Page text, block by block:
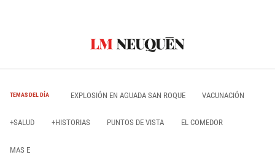
TEMAS DEL DÍA EXPLOSIÓN EN AGUADA SAN ROQUE VACUNACIÓN
+SALUD +HISTORIAS PUNTOS DE VISTA EL COMEDOR
MAS E